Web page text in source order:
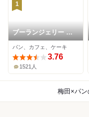
1
ブーランジェリー ブ
ルディガラ 大阪店
パン、カフェ、ケーキ
3.76
1521人
梅田×パン